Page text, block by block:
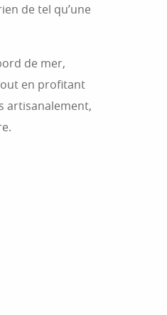
de tel qu’une
de mer,
en profitant
artisanalement,